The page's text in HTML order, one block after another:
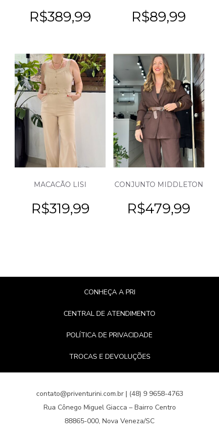
R$389,99 R$89,99
MACACÃO LISI
R$319,99
CONJUNTO MIDDLETON
R$479,99
CONHEÇA A PRI
CENTRAL DE ATENDIMENTO
POLÍTICA DE PRIVACIDADE
TROCAS E DEVOLUÇÕES
contato@priventurini.com.br | (48) 9 9658-4763
Rua Cônego Miguel Giacca – Bairro Centro
88865-000, Nova Veneza/SC